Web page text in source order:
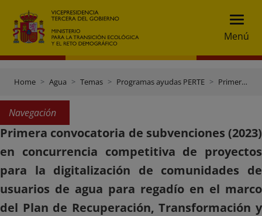
Menú
Home Agua Temas Programas ayudas PERTE Primera convocatoria regadío
Navegación
Primera convocatoria de subvenciones (2023)
en concurrencia competitiva de proyectos
para la digitalización de comunidades de
usuarios de agua para regadío en el marco
del Plan de Recuperación, Transformación y